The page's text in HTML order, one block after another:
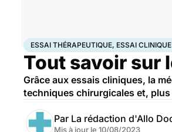
AccueilSantéSociétéSanté publiqueEssai
ESSAI THÉRAPEUTIQUE, ESSAI CLINIQUE
Tout savoir sur
Grâce aux essais cliniques, la
techniques chirurgicales et,
Par La rédaction d'Allo
Mis à jour le 10/08/2023